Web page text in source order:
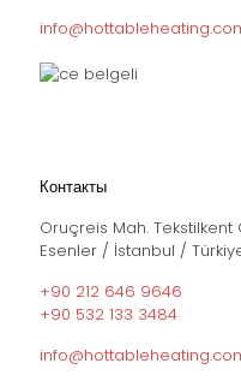
Контакты
Oruçreis Mah. Tekstilkent
Esenler / İstanbul /
+90 212 646 9646
+90 532 133 3484